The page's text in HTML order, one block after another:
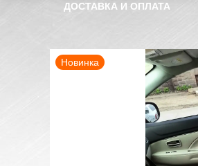
ДОСТАВКА И ОПЛАТА
Новинка